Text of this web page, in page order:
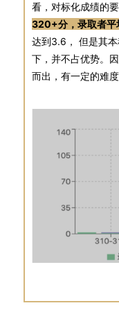
看，对标化成绩的要
320+分，录取者平
达到3.6， 但是其
下，并不占优势。
而出，有一定的难度